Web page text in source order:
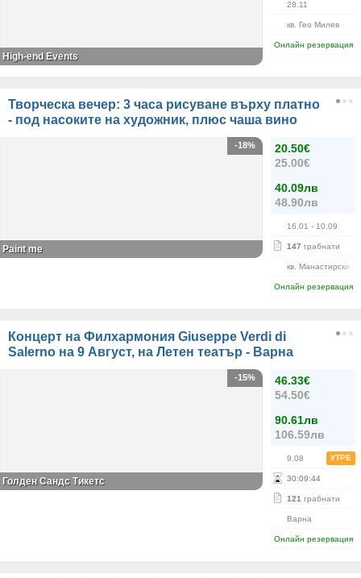
28.11
кв. Гео Милев
Онлайн резервация
High-end Events
Творческа вечер: 3 часа рисуване върху платно
- под насоките на художник, плюс чаша вино
20.50€
25.00€
40.09лв
48.90лв
16.01 - 10.09
147 грабнати
кв. Манастирски
Онлайн резервация
-18%
Paint me
Концерт на Филхармония Giuseppe Verdi di
Salerno на 9 Август, на Летен театър - Варна
46.33€
54.50€
90.61лв
106.59лв
9.08 УТРЕ
30:09:44
121 грабнати
Варна
Онлайн резервация
-15%
Голден Сандс Тикетс